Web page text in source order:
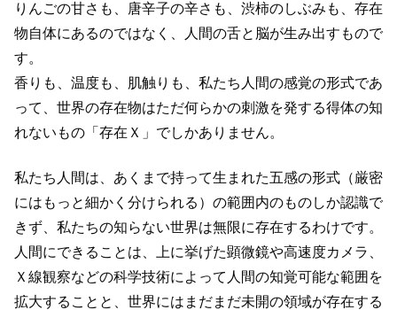
りんごの甘さも、唐辛子の辛さも、渋柿のしぶみも、存在
物自体にあるのではなく、人間の舌と脳が生み出すもので
す。
香りも、温度も、肌触りも、私たち人間の感覚の形式であ
って、世界の存在物はただ何らかの刺激を発する得体の知
れないもの「存在Ｘ」でしかありません。
私たち人間は、あくまで持って生まれた五感の形式（厳密
にはもっと細かく分けられる）の範囲内のものしか認識で
きず、私たちの知らない世界は無限に存在するわけです。
人間にできることは、上に挙げた顕微鏡や高速度カメラ、
Ｘ線観察などの科学技術によって人間の知覚可能な範囲を
拡大することと、世界にはまだまだ未開の領域が存在する